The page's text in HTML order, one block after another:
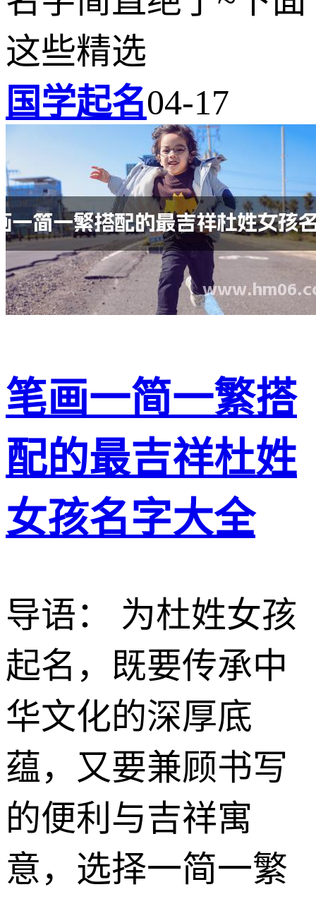
这些精选
国学起名04-17
笔画一简一繁搭
配的最吉祥杜姓
女孩名字大全
导语： 为杜姓女孩
起名，既要传承中
华文化的深厚底
蕴，又要兼顾书写
的便利与吉祥寓
意，选择一简一繁